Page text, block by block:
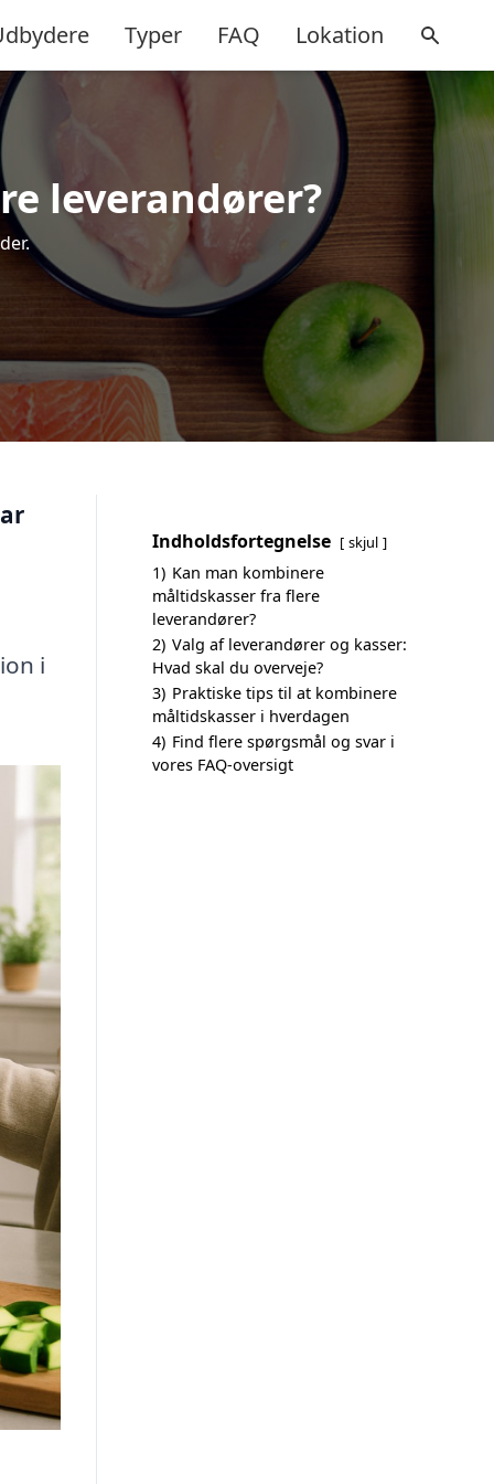
Typer FAQ Lokation
leverandører?
i
Indholdsfortegnelse skjul
1) Kan man kombinere
måltidskasser fra flere
leverandører?
2) Valg af leverandører og kasser:
Hvad skal du overveje?
3) Praktiske tips til at kombinere
måltidskasser i hverdagen
4) Find flere spørgsmål og svar i
vores FAQ-oversigt